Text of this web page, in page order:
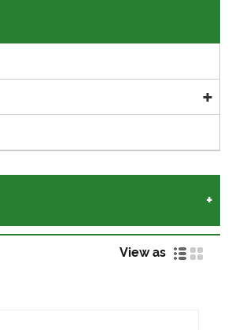
View as